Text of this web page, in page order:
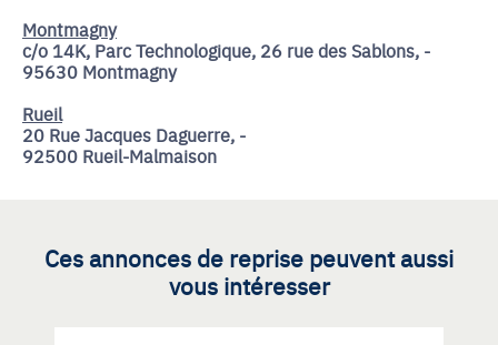
Montmagny
c/o 14K, Parc Technologique, 26 rue des Sablons, -
95630 Montmagny
Rueil
20 Rue Jacques Daguerre, -
92500 Rueil-Malmaison
Ces annonces de reprise peuvent aussi
vous intéresser